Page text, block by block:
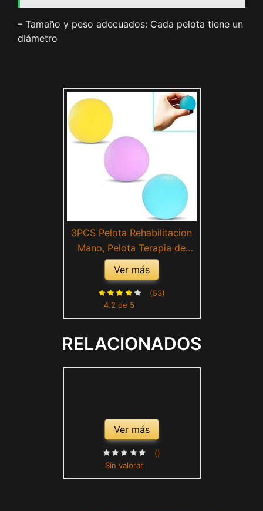
– Tamaño y peso adecuados: Cada pelota tiene un
diámetro
3PCS Pelota Rehabilitacion
Mano, Pelota Terapia de
Mano, Bola de Presión de
Silicona no Tóxica e Inodoro,
para Ejercicios de Manos,
para Aliviar el Estrés
Ver más
4.2 de 5
(53)
RELACIONADOS
Ver más
Sin valorar
()